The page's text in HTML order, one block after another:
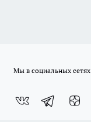
Мы в социальных сетях